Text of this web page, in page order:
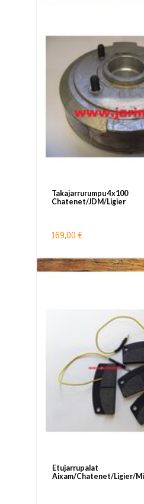
Takajarrurumpu 4x100
Chatenet/JDM/Ligier
169,00 €
Etujarrupalat
Aixam/Chatenet/Ligier/